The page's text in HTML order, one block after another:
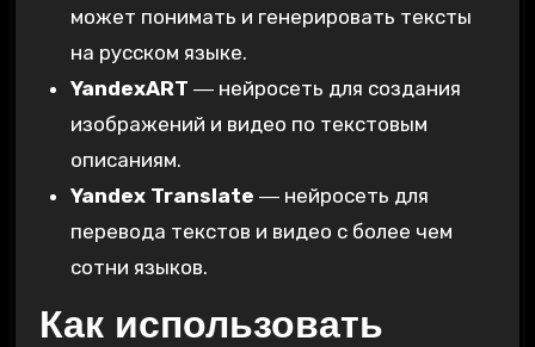
может понимать и генерировать тексты
на русском языке.
YandexART ― нейросеть для создания
изображений и видео по текстовым
описаниям.
Yandex Translate ― нейросеть для
перевода текстов и видео с более чем
сотни языков.
Как использовать